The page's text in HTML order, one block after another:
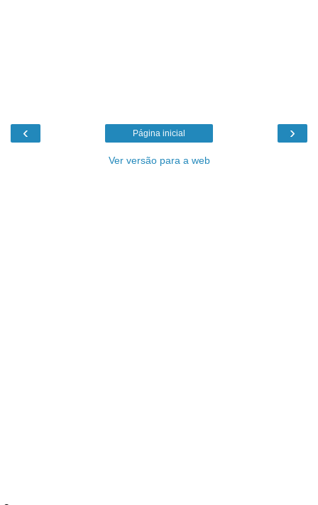
‹ ›
Página inicial
Ver versão para a web